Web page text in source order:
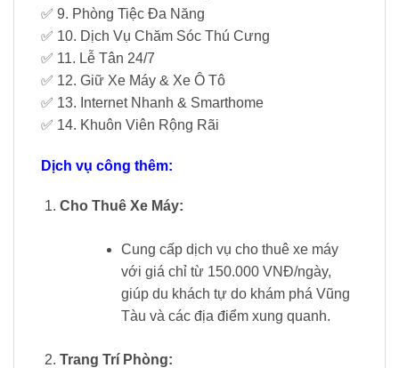
✅ 9. Phòng Tiệc Đa Năng
✅ 10. Dịch Vụ Chăm Sóc Thú Cưng
✅ 11. Lễ Tân 24/7
✅ 12. Giữ Xe Máy & Xe Ô Tô
✅ 13. Internet Nhanh & Smarthome
✅ 14. Khuôn Viên Rộng Rãi
Dịch vụ công thêm:
Cho Thuê Xe Máy:
Cung cấp dịch vụ cho thuê xe máy
với giá chỉ từ 150.000 VNĐ/ngày,
giúp du khách tự do khám phá Vũng
Tàu và các địa điểm xung quanh.
Trang Trí Phòng: